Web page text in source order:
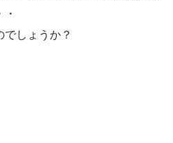
しょうか？